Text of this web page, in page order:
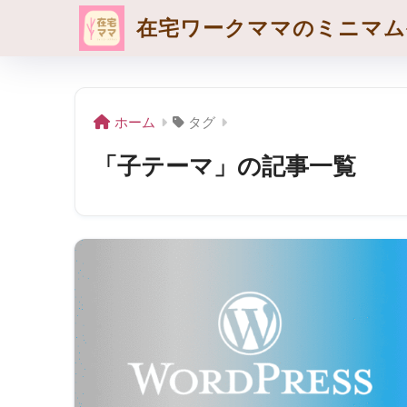
在宅ワークママのミニマ
ホーム タグ
「子テーマ」の記事一覧